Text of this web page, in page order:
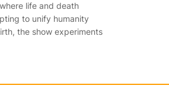
life and death
to unify humanity
the show experiments